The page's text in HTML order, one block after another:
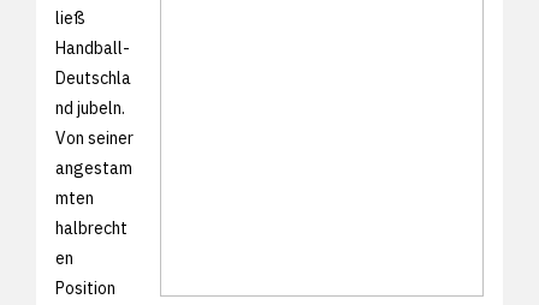
ließ
Handball-
Deutschla
nd jubeln.
Von seiner
angestam
mten
halbrecht
en
Position